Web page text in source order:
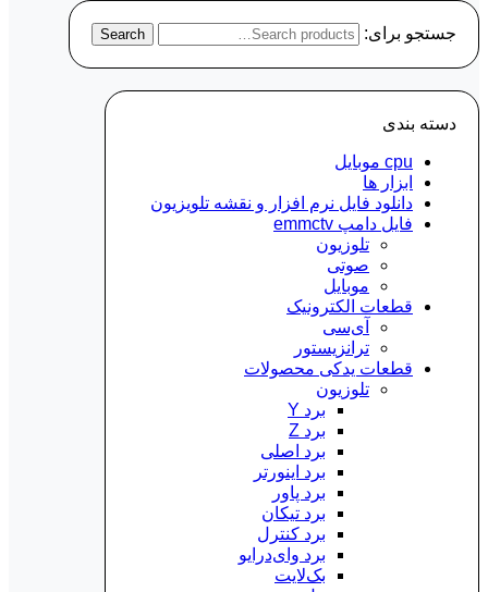
جستجو برای: Search
دسته‌ بندی
cpu موبایل
ابزار ها
دانلود فایل نرم افزار و نقشه تلویزیون
فایل دامپ emmctv
تلوزیون
صوتی
موبایل
قطعات الکترونیک
آی‌سی
ترانزیستور
قطعات یدکی محصولات
تلوزیون
برد Y
برد Z
برد اصلی
برد اینورتر
برد پاور
برد تیکان
برد کنترل
برد وای‌درایو
بک‌لایت